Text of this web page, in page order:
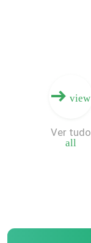
view
all
Ver tudo